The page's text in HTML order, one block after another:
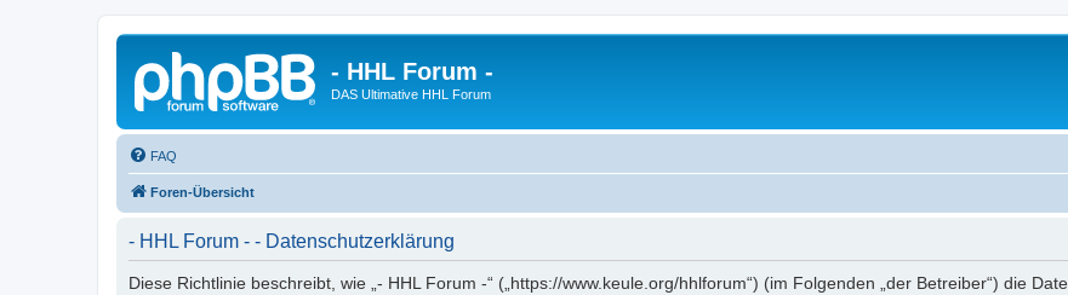
- HHL Forum -
DAS Ultimative HHL Forum
FAQ
Foren-Übersicht
- HHL Forum - - Datenschutzerklärung
Diese Richtlinie beschreibt, wie „- HHL Forum -“ („https://www.keule.org/hhlforum“) (im Folgenden „der Betreiber“) die